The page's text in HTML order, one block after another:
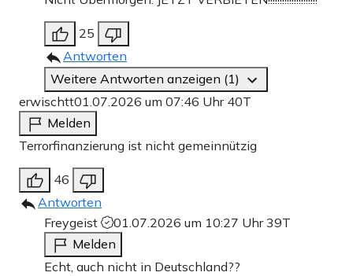
25
Antworten
Weitere Antworten anzeigen (1)
erwischtt01.07.2026 um 07:46 Uhr 40T
Melden
Terrorfinanzierung ist nicht gemeinnützig
46
Antworten
Freygeist
01.07.2026 um 10:27 Uhr39T
Melden
Echt, auch nicht in Deutschland??